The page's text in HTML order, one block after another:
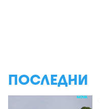
ПОСЛЕДНИ